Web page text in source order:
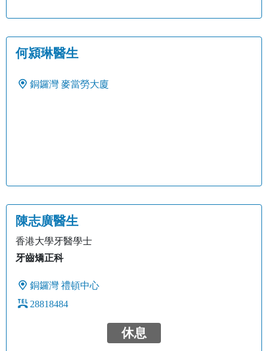
何潁琳醫生
銅鑼灣 麥當勞大廈
陳志廣醫生
香港大學牙醫學士
牙齒矯正科
銅鑼灣 禮頓中心
28818484
休息